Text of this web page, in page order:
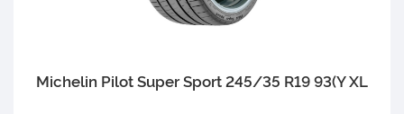
Michelin Pilot Super Sport 245/35 R19 93(Y XL